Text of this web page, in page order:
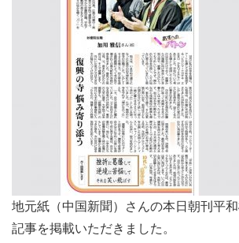
地元紙（中国新聞）さんの本日朝刊平
記事を掲載いただきました。